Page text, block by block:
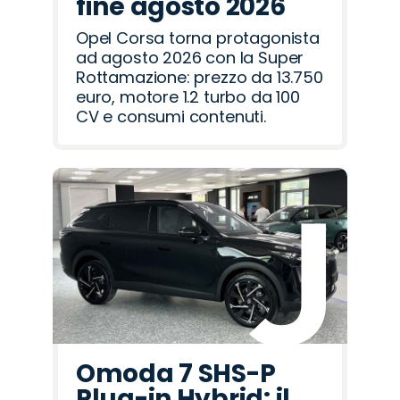
Opel Corsa torna protagonista
ad agosto 2026 con la Super
Rottamazione: prezzo da 13.750
euro, motore 1.2 turbo da 100
CV e consumi contenuti.
Omoda 7 SHS-P